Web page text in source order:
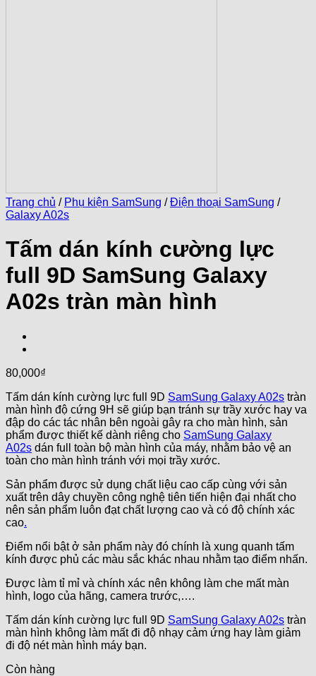
Trang chủ / Phụ kiện SamSung / Điện thoại SamSung /
Galaxy A02s
Tấm dán kính cường lực
full 9D SamSung Galaxy
A02s tràn màn hình
80,000₫
Tấm dán kính cường lực full 9D SamSung Galaxy A02s tràn
màn hình độ cứng 9H sẽ giúp bạn tránh sự trầy xước hay va
đập do các tác nhân bên ngoài gây ra cho màn hình, sản
phẩm được thiết kế dành riêng cho SamSung Galaxy
A02s dán full toàn bộ màn hình của máy, nhằm bảo vệ an
toàn cho màn hình tránh với mọi trầy xước.
Sản phẩm được sử dụng chất liệu cao cấp cùng với sản
xuất trên dây chuyền công nghệ tiên tiến hiện đại nhất cho
nên sản phẩm luôn đạt chất lượng cao và có độ chính xác
cao.
Điểm nổi bật ở sản phẩm này đó chính là xung quanh tấm
kính được phủ các màu sắc khác nhau nhằm tạo điểm nhấn.
Được làm tỉ mỉ và chính xác nên không làm che mất màn
hình, logo của hãng, camera trước,….
Tấm dán kính cường lực full 9D SamSung Galaxy A02s tràn
màn hình không làm mất đi độ nhạy cảm ứng hay làm giảm
đi độ nét màn hình máy bạn.
Còn hàng